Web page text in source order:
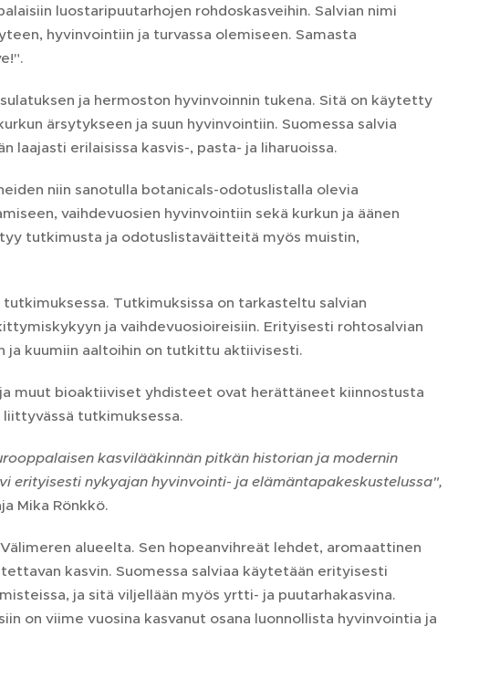
luostaripuutarhojen rohdoskasveihin. Salvian nimi
hyvinvointiin ja turvassa olemiseen. Samasta
ja hermoston hyvinvoinnin tukena. Sitä on käytetty
ärsytykseen ja suun hyvinvointiin. Suomessa salvia
laajasti erilaisissa kasvis-, pasta- ja liharuoissa.
niin sanotulla botanicals-odotuslistalla olevia
vaihdevuosien hyvinvointiin sekä kurkun ja äänen
tutkimusta ja odotuslistaväitteitä myös muistin,
Tutkimuksissa on tarkasteltu salvian
ja vaihdevuosioireisiin. Erityisesti rohtosalvian
ja kuumiin aaltoihin on tutkittu aktiivisesti.
muut bioaktiiviset yhdisteet ovat herättäneet kiinnostusta
tutkimuksessa.
kasvilääkinnän pitkän historian ja modernin
erityisesti nykyajan hyvinvointi- ja elämäntapakeskustelussa",
Mika Rönkkö.
alueelta. Sen hopeanvihreät lehdet, aromaattinen
kasvin. Suomessa salviaa käytetään erityisesti
ja sitä viljellään myös yrtti- ja puutarhakasvina.
on viime vuosina kasvanut osana luonnollista hyvinvointia ja